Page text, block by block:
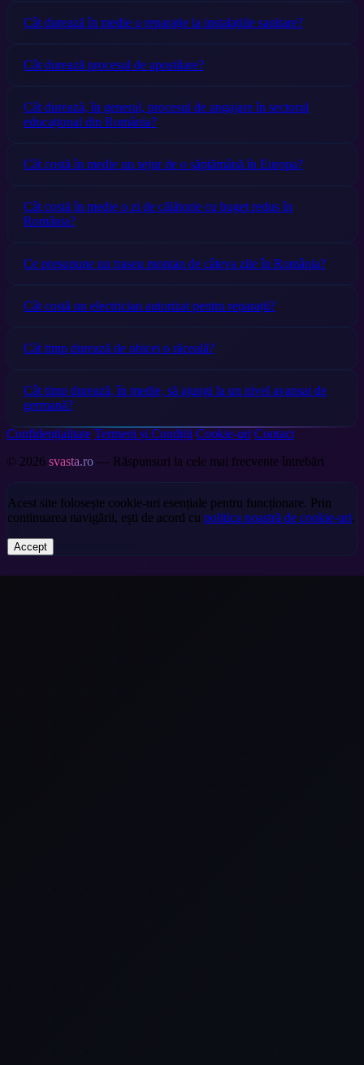
Cât durează în medie o reparație la instalațiile sanitare?
Cât durează procesul de apostilare?
Cât durează, în general, procesul de angajare în sectorul
educațional din România?
Cât costă în medie un sejur de o săptămână în Europa?
Cât costă în medie o zi de călătorie cu buget redus în
România?
Ce presupune un traseu montan de câteva zile în România?
Cât costă un electrician autorizat pentru reparații?
Cât timp durează de obicei o răceală?
Cât timp durează, în medie, să ajungi la un nivel avansat de
germană?
Confidențialitate Termeni și Condiții Cookie-uri Contact
© 2026 svasta.ro — Răspunsuri la cele mai frecvente întrebări
Acest site folosește cookie-uri esențiale pentru funcționare. Prin
continuarea navigării, ești de acord cu politica noastră de cookie-uri.
Accept